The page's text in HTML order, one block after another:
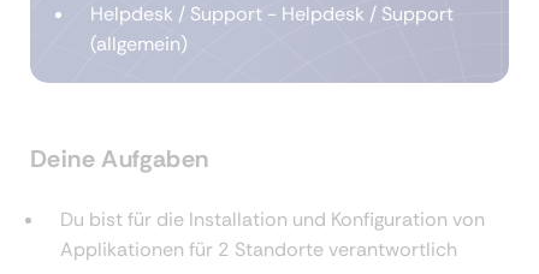
Helpdesk / Support - Helpdesk / Support
(allgemein)
Deine Aufgaben
Du bist für die Installation und Konfiguration von
Applikationen für 2 Standorte verantwortlich